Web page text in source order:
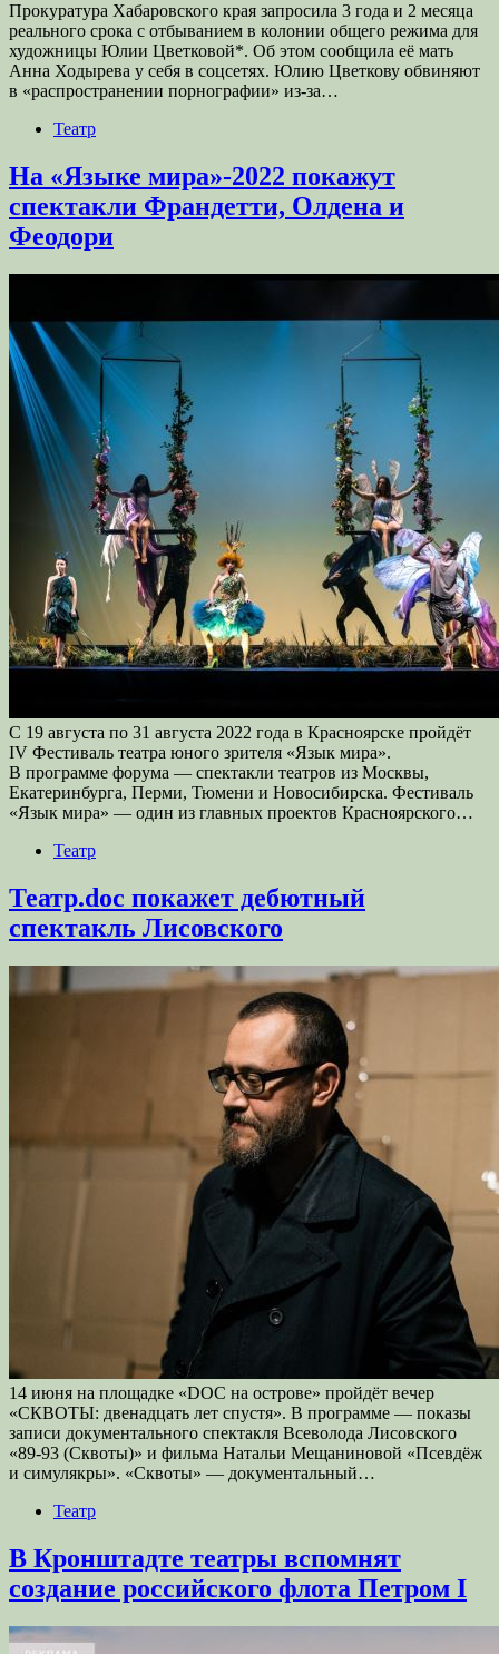
Прокуратура Хабаровского края запросила 3 года и 2 месяца
реального срока с отбыванием в колонии общего режима для
художницы Юлии Цветковой*. Об этом сообщила её мать
Анна Ходырева у себя в соцсетях. Юлию Цветкову обвиняют
в «распространении порнографии» из-за…
Театр
На «Языке мира»-2022 покажут
спектакли Франдетти, Олдена и
Феодори
С 19 августа по 31 августа 2022 года в Красноярске пройдёт
IV Фестиваль театра юного зрителя «Язык мира».
В программе форума — спектакли театров из Москвы,
Екатеринбурга, Перми, Тюмени и Новосибирска. Фестиваль
«Язык мира» — один из главных проектов Красноярского…
Театр
Театр.doc покажет дебютный
спектакль Лисовского
14 июня на площадке «DOC на острове» пройдёт вечер
«СКВОТЫ: двенадцать лет спустя». В программе — показы
записи документального спектакля Всеволода Лисовского
«89-93 (Сквоты)» и фильма Натальи Мещаниновой «Псевдёж
и симулякры». «Сквоты» — документальный…
Театр
В Кронштадте театры вспомнят
создание российского флота Петром I